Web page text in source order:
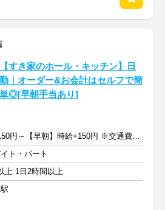
【すき家のホール・キッチン】日
勤｜オーダー&お会計はセルフで簡
単◎[早朝手当あり]
時給1150円～【早朝】時給+150円 ※交通費支給
ト・パート
上 1日2時間以上